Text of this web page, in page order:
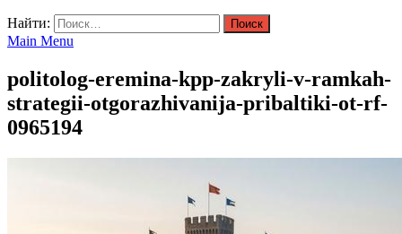
Найти:
Main Menu
politolog-eremina-kpp-zakryli-v-ramkah-
strategii-otgorazhivanija-pribaltiki-ot-rf-
0965194